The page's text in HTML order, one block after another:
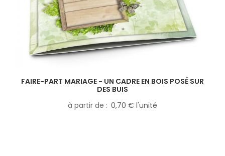
FAIRE-PART MARIAGE - UN CADRE EN BOIS POSÉ SUR
DES BUIS
à partir de
0,70 € l'unité